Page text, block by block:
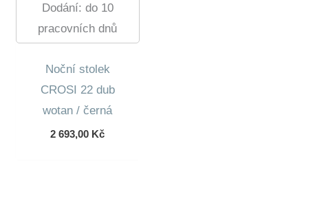
Dodání: do 10
pracovních dnů
Noční stolek
CROSI 22 dub
wotan / černá
2 693,00 Kč